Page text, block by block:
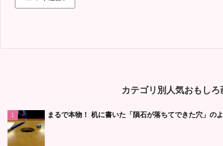
カテゴリ別人気おもしろ
まるで本物！ 机に書いた「隕石が落ちてできた穴」の